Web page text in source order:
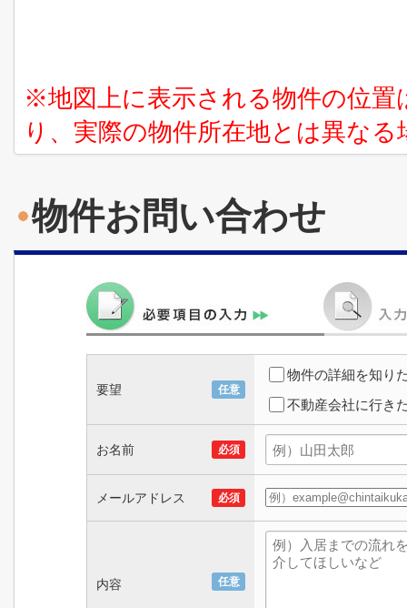
※地図上に表示される物件の位
り、実際の物件所在地とは異な
物件お問い合わせ
要望 任意
物件の詳細を知り
不動産会社に行き
お名前 必須
メールアドレス 必須
内容 任意